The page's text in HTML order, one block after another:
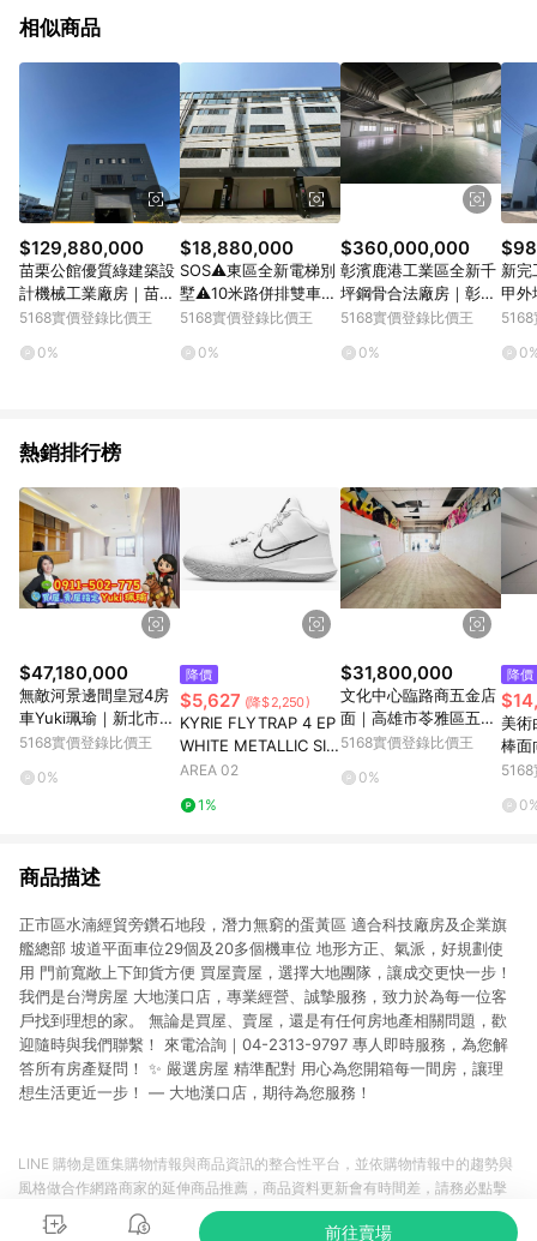
相似商品
$129,880,000
苗栗公館優質綠建築設
計機械工業廠房｜苗栗
縣公館鄉五谷
5168實價登錄比價王
0%
$18,880,000
SOS⚠️東區全新電梯別
墅⚠️10米路併排雙車｜
台中市東區東義街
5168實價登錄比價王
0%
$360,000,000
彰濱鹿港工業區全新千
坪鋼骨合法廠房｜彰化
縣鹿港鎮上林段
5168實價登錄比價王
0%
新完
甲外
廠辦
熱銷排行榜
$47,180,000
無敵河景邊間皇冠4房
車Yuki珮瑜｜新北市板
橋區中山路二段
5168實價登錄比價王
0%
降價
$5,627 (降$2,250)
KYRIE FLYTRAP 4 EP
WHITE METALLIC SIL
VER
AREA 02
1%
$31,800,000
文化中心臨路商五金店
面｜高雄市苓雅區五福
一路
5168實價登錄比價王
0%
降價
美術
棒面
雄市
商品描述
正市區水湳經貿旁鑽石地段，潛力無窮的蛋黃區 適合科技廠房及企業旗
艦總部 坡道平面車位29個及20多個機車位 地形方正、氣派，好規劃使
用 門前寬敞上下卸貨方便 買屋賣屋，選擇大地團隊，讓成交更快一步！
我們是台灣房屋 大地漢口店，專業經營、誠摯服務，致力於為每一位客
戶找到理想的家。 無論是買屋、賣屋，還是有任何房地產相關問題，歡
迎隨時與我們聯繫！ 來電洽詢｜04-2313-9797 專人即時服務，為您解
答所有房產疑問！ ✨ 嚴選房屋 精準配對 用心為您開箱每一間房，讓理
想生活更近一步！ — 大地漢口店，期待為您服務！
前往賣場
LINE 購物是匯集購物情報與商品資訊的整合性平台，並依購物情報中的趨勢與
風格做合作網路商家的延伸商品推薦，商品資料更新會有時間差，請務必點擊
商品至各合作網路商家，確認現售價與購物條件，一切資訊以合作廠商網頁為
準。